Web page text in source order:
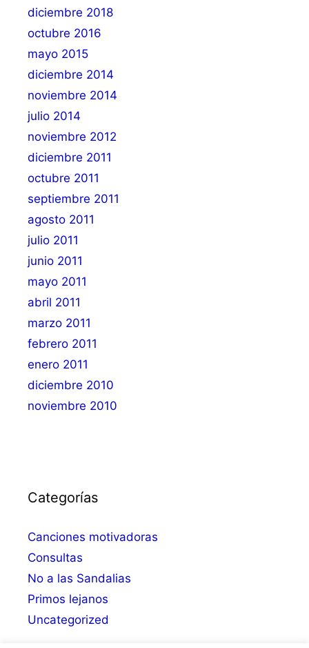
diciembre 2018
octubre 2016
mayo 2015
diciembre 2014
noviembre 2014
julio 2014
noviembre 2012
diciembre 2011
octubre 2011
septiembre 2011
agosto 2011
julio 2011
junio 2011
mayo 2011
abril 2011
marzo 2011
febrero 2011
enero 2011
diciembre 2010
noviembre 2010
Categorías
Canciones motivadoras
Consultas
No a las Sandalias
Primos lejanos
Uncategorized